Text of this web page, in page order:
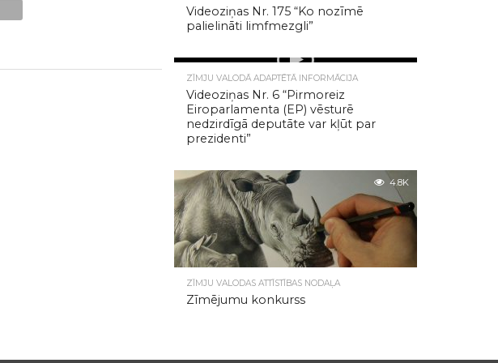
Videoziņas Nr. 175 “Ko nozīmē
palielināti limfmezgli”
ZĪMJU VALODĀ ADAPTĒTĀ INFORMĀCIJA
Videoziņas Nr. 6 “Pirmoreiz
Eiroparlamenta (EP) vēsturē
nedzirdīgā deputāte var kļūt par
prezidenti”
4.8K
ZĪMJU VALODAS ATTĪSTĪBAS NODAĻA
Zīmējumu konkurss